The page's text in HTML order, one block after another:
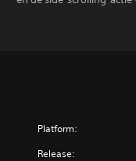
Platform:
Release: